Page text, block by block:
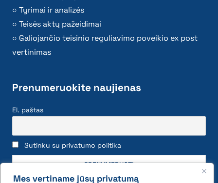
Mes vertiname jūsų privatumą
Tyrimai ir analizės
Teisės aktų pažeidimai
Galiojančio teisinio reguliavimo poveikio ex post
vertinimas
Prenumeruokite naujienas
El. paštas
Sutinku su privatumo politika